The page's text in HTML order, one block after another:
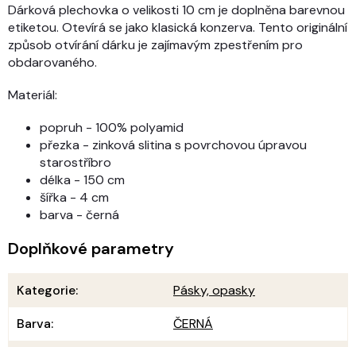
Dárková plechovka o velikosti 10 cm je doplněna barevnou
etiketou. Otevírá se jako klasická konzerva. Tento originální
způsob otvírání dárku je zajímavým zpestřením pro
obdarovaného.
Materiál:
popruh - 100% polyamid
přezka - zinková slitina s povrchovou úpravou
starostříbro
délka - 150 cm
šířka - 4 cm
barva - černá
Doplňkové parametry
Kategorie:
Pásky, opasky
Barva:
ČERNÁ